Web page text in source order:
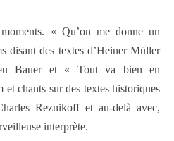
« Qu’on me donne un
disant des textes d’Heiner Müller
Bauer et « Tout va bien en
chants sur des textes historiques
Reznikoff et au-delà avec,
interprète.